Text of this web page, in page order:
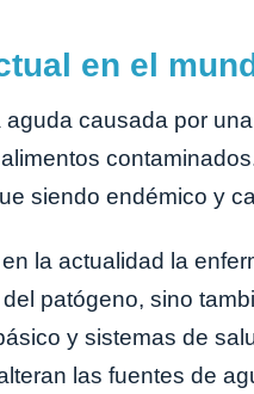
en el
causada por
siendo endémico y
la actualidad la
patógeno, sino
y sistemas de
las fuentes de